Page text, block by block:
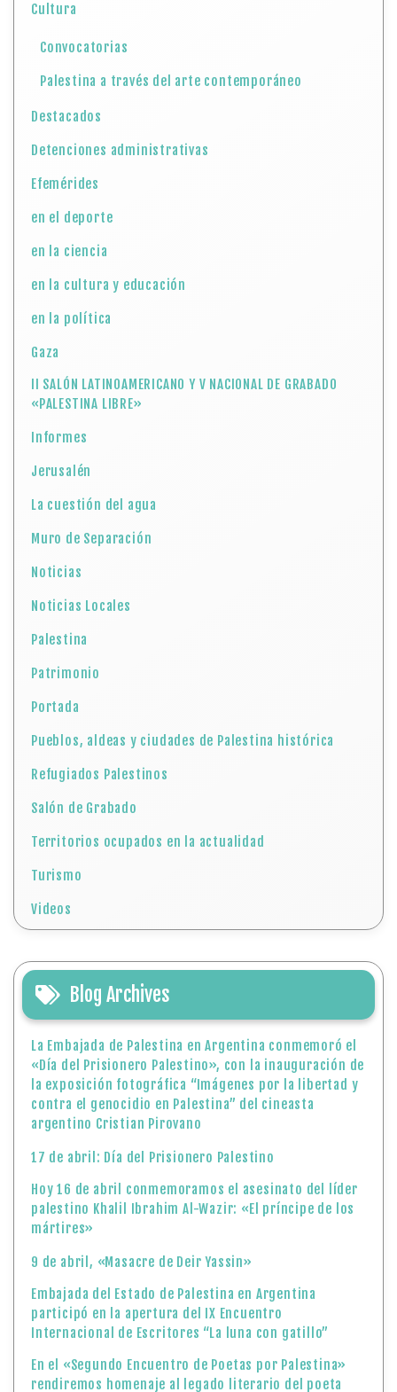
Cultura
Convocatorias
Palestina a través del arte contemporáneo
Destacados
Detenciones administrativas
Efemérides
en el deporte
en la ciencia
en la cultura y educación
en la política
Gaza
II SALÓN LATINOAMERICANO Y V NACIONAL DE GRABADO
«PALESTINA LIBRE»
Informes
Jerusalén
La cuestión del agua
Muro de Separación
Noticias
Noticias Locales
Palestina
Patrimonio
Portada
Pueblos, aldeas y ciudades de Palestina histórica
Refugiados Palestinos
Salón de Grabado
Territorios ocupados en la actualidad
Turismo
Videos
Blog Archives
La Embajada de Palestina en Argentina conmemoró el
«Día del Prisionero Palestino», con la inauguración de
la exposición fotográfica “Imágenes por la libertad y
contra el genocidio en Palestina” del cineasta
argentino Cristian Pirovano
17 de abril: Día del Prisionero Palestino
Hoy 16 de abril conmemoramos el asesinato del líder
palestino Khalil Ibrahim Al-Wazir: «El príncipe de los
mártires»
9 de abril, «Masacre de Deir Yassin»
Embajada del Estado de Palestina en Argentina
participó en la apertura del IX Encuentro
Internacional de Escritores “La luna con gatillo”
En el «Segundo Encuentro de Poetas por Palestina»
rendiremos homenaje al legado literario del poeta